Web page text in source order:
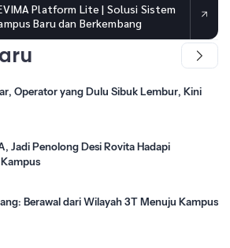
Platform Lite | Solusi Sistem
Baru dan Berkembang
Operator yang Dulu Sibuk Lembur, Kini
Jadi Penolong Desi Rovita Hadapi
Berawal dari Wilayah 3T Menuju Kampus